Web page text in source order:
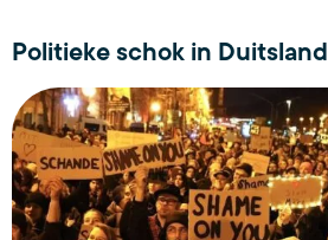
Politieke schok in Duitsland